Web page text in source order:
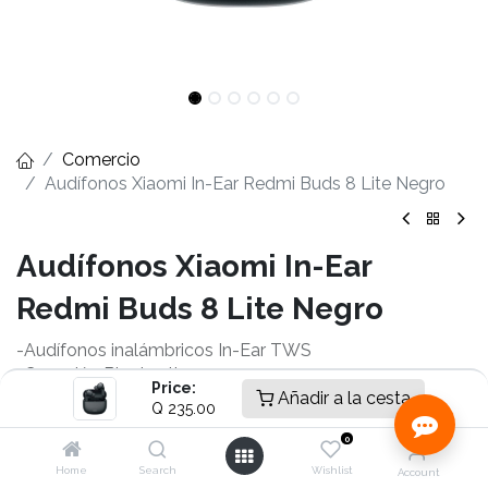
Price:
Q 235.00 Añadir a la cesta
Home Search
0
Wishlist Account
Comercio
Audífonos Xiaomi In-Ear Redmi Buds 8 Lite Negro
Audífonos Xiaomi In-Ear
Redmi Buds 8 Lite Negro
-Audífonos inalámbricos In-Ear TWS
-Conexión Bluetooth 5.4
-Driver dinámico de 12,4 mm
-Cancelación activa de ruido hasta 42 dB
-Autonomía hasta 8 horas
-Autonomía total hasta 36 horas